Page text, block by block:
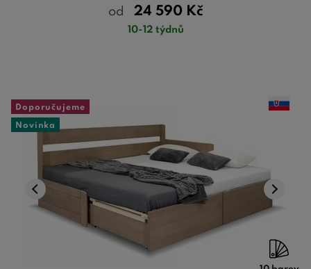
od 24 590 Kč
10-12 týdnů
Doporučujeme
Novinka